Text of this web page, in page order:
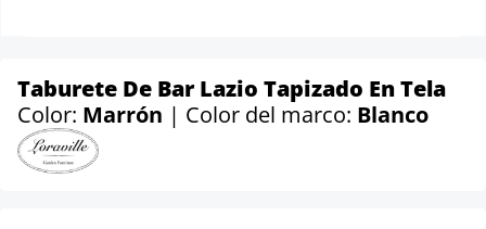
Taburete De Bar Lazio Tapizado En Tela
Color: Marrón | Color del marco: Blanco